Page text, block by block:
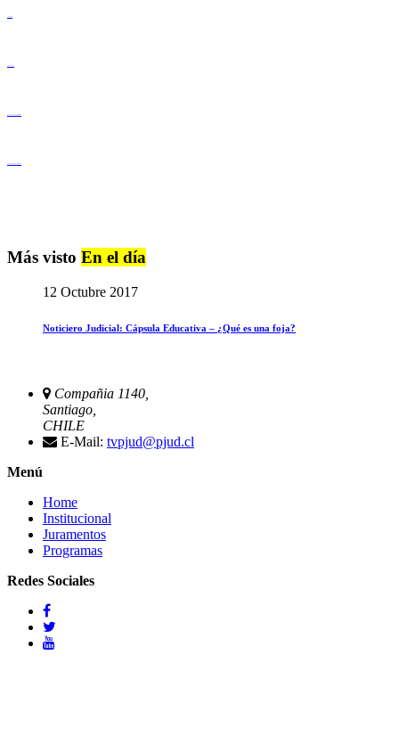
Más visto En el día
12 Octubre 2017
Noticiero Judicial: Cápsula Educativa – ¿Qué es una foja?
Compañia 1140,
Santiago,
CHILE
E-Mail: tvpjud@pjud.cl
Menú
Home
Institucional
Juramentos
Programas
Redes Sociales